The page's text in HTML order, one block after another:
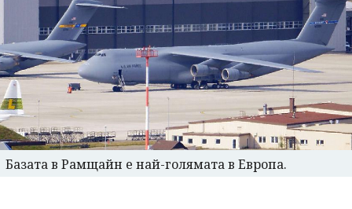
Базата в Рамщайн е най-голямата в Европа.